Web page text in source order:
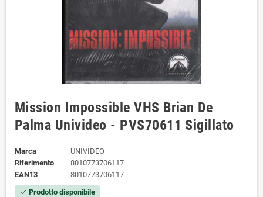
Mission Impossible VHS Brian De
Palma Univideo - PVS70611 Sigillato
Marca
UNIVIDEO
Riferimento
8010773706117
EAN13
8010773706117
check Prodotto disponibile